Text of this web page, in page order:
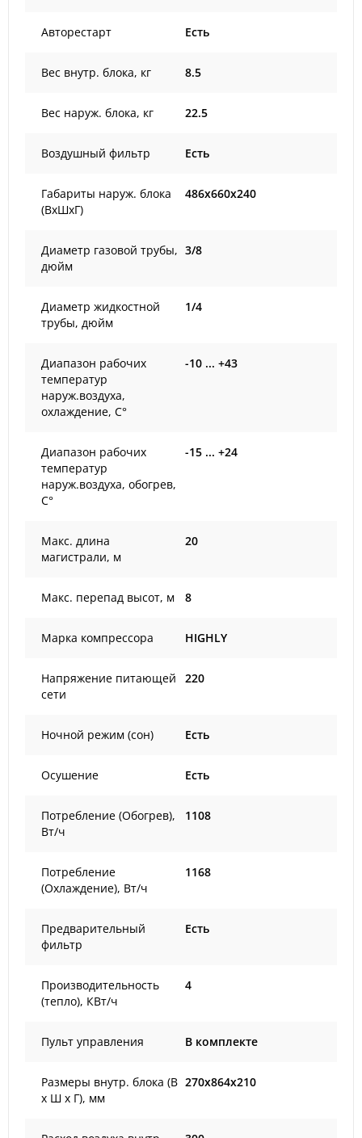
Авторестарт Есть
Вес внутр. блока, кг 8.5
Вес наруж. блока, кг 22.5
Воздушный фильтр Есть
Габариты наруж. блока
(ВxШxГ)
486x660x240
Диаметр газовой трубы,
дюйм
3/8
Диаметр жидкостной
трубы, дюйм
1/4
Диапазон рабочих
температур
наруж.воздуха,
охлаждение, С°
-10 ... +43
Диапазон рабочих
температур
наруж.воздуха, обогрев,
С°
-15 ... +24
Макс. длина
магистрали, м
20
Макс. перепад высот, м 8
Марка компрессора HIGHLY
Напряжение питающей
сети
220
Ночной режим (сон) Есть
Осушение Есть
Потребление (Обогрев),
Вт/ч
1108
Потребление
(Охлаждение), Вт/ч
1168
Предварительный
фильтр
Есть
Производительность
(тепло), КВт/ч
4
Пульт управления В комплекте
Размеры внутр. блока (В
х Ш х Г), мм
270x864x210